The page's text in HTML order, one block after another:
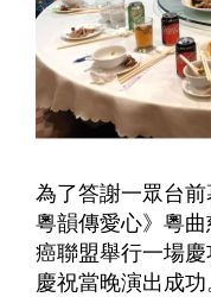
為了答謝一眾台
粵韻傳愛心》粵
癌聯盟舉行一場
慶祝當晚演出成功